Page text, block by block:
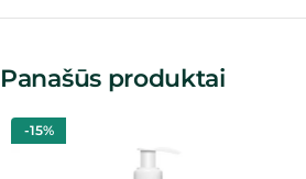
Panašūs produktai
-15%